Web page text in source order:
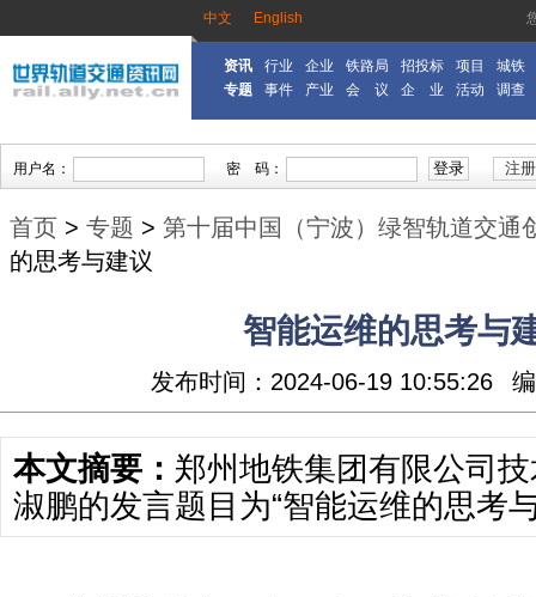
中文 English
资讯 行业 企业 铁路局 招投标 项目
城铁
专题
事件 产业 会 议 企 业 活动 调查
首页 > 专题 > 第十届中国（宁波）绿智轨道交通
的思考与建议
智能运维的思考与
发布时间：2024-06-19 10:55:26
本文摘要： 郑州地铁集团有限公司
淑鹏的发言题目为“智能运维的思考